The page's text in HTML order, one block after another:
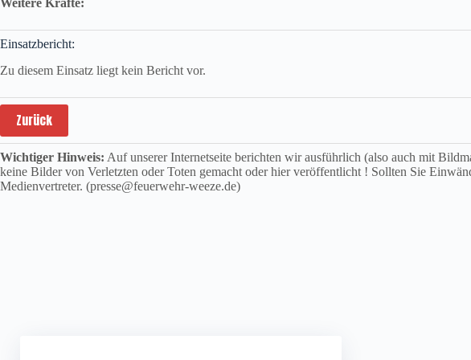
Weitere Kräfte:
Einsatzbericht:
Zu diesem Einsatz liegt kein Bericht vor.
Zurück
Wichtiger Hinweis: Auf unserer Internetseite berichten wir ausführlich (also auch mit
keine Bilder von Verletzten oder Toten gemacht oder hier veröffentlicht ! Sollten Sie
Medienvertreter. (presse@feuerwehr-weeze.de)